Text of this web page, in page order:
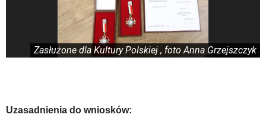
klawiszy
skrótów
Zasłużone dla Kultury Polskiej , foto Anna Grzejszczyk
Uzasadnienia do wniosków: